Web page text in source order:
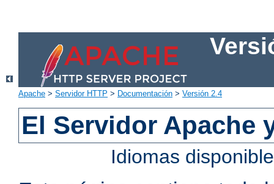
Apache > Servidor HTTP > Documentación > Versión 2.4
El Servidor Apache
Idiomas